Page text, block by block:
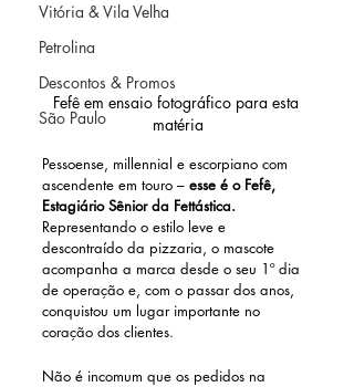
Vitória & Vila Velha
Petrolina
Descontos & Promos
São Paulo
Fefê em ensaio fotográfico para esta
matéria
Pessoense, millennial e escorpiano com
ascendente em touro – esse é o Fefê,
Estagiário Sênior da Fettástica.
Representando o estilo leve e
descontraído da pizzaria, o mascote
acompanha a marca desde o seu 1º dia
de operação e, com o passar dos anos,
conquistou um lugar importante no
coração dos clientes.
Não é incomum que os pedidos na